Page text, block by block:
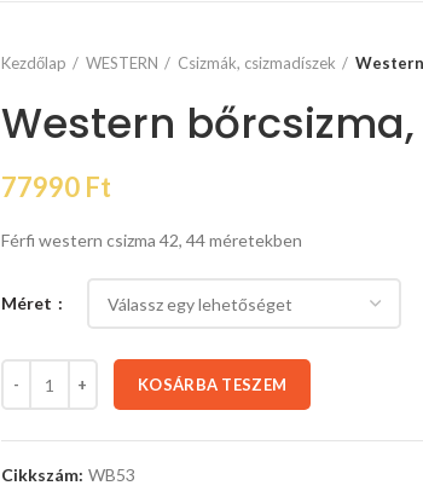
Kezdőlap WESTERN Csizmák, csizmadíszek
Western bőrcsizma,
77990 Ft
Férfi western csizma 42, 44 méretekben
Méret
KOSÁRBA TESZEM
Cikkszám: WB53